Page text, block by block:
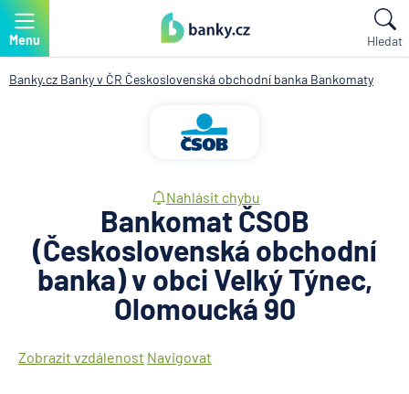
Menu Hledat
Banky.cz Banky v ČR Československá obchodní banka Bankomaty
Nahlásit chybu
Bankomat ČSOB
(Československá obchodní
banka) v obci Velký Týnec,
Olomoucká 90
Zobrazit vzdálenost Navigovat